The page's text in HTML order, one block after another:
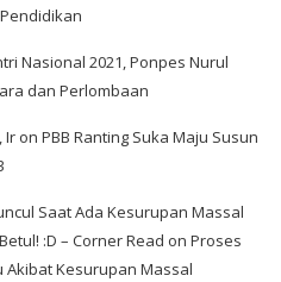
Nasional 2021, Ponpes Nurul
dan Perlombaan
Iron PBB Ranting Suka Maju Susun
Saat Ada Kesurupan Massal
:D – Corner Read on Proses
Akibat Kesurupan Massal